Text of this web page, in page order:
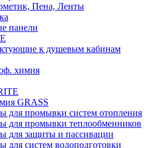
Пена, Ленты
панели
к душевым кабинам
химия
GRASS
для промывки систем отопления
для промывки теплообменников
для защиты и пассивации
для систем водоподготовки